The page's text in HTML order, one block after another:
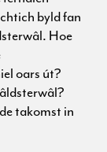
byld fan
Hoe
oars út?
takomst in